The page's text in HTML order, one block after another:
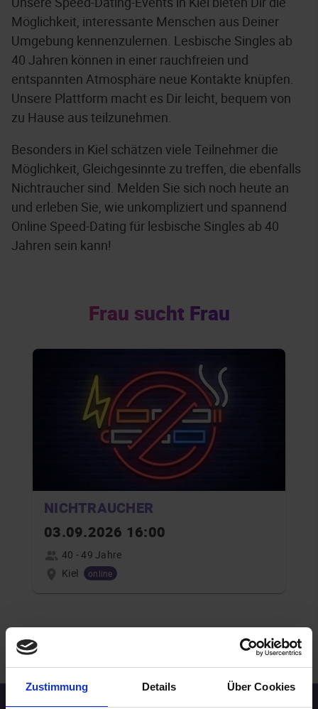
Zustimmung Details Über Cookies
Möglichkeit, interessante Menschen aus Deiner
Umgebung kennenzulernen. Lesbische Singles ab
40 Jahren können in einer rauchfreien und
entspannten Atmosphäre neue Kontakte knüpfen.
Unsere Plattform macht es Dir leicht, bequem von
zu Hause aus teilzunehmen.
Besonders in Kiel schätzen viele Teilnehmer die
Möglichkeit, Gleichgesinnte zu treffen, die ebenfalls
Nichtraucher sind. Melden Sie sich noch heute an
und erleben Sie, wie unkompliziert und spannend
Online Speed-Dating für lesbische Singles ab 40
Jahren sein kann!
Frau sucht Frau
NICHTRAUCHER
03.09.2026 16:00
40 - 49 Jahre
Kiel
online
.